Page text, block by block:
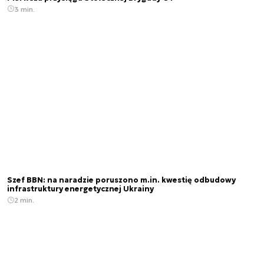
3 min.
Szef BBN: na naradzie poruszono m.in. kwestię odbudowy
infrastruktury energetycznej Ukrainy
2 min.